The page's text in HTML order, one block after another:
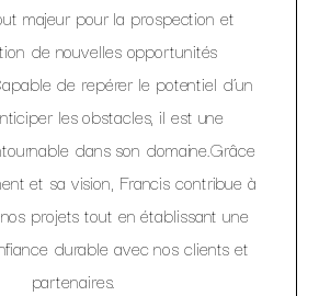
majeur pour la prospection et
de nouvelles opportunités
de repérer le potentiel d’un
les obstacles, il est une
dans son domaine.Grâce
et sa vision, Francis contribue à
projets tout en établissant une
durable avec nos clients et
partenaires.